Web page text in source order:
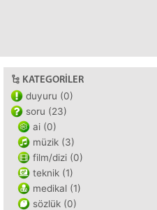
KATEGORILER
duyuru (0)
soru (23)
ai (0)
müzik (3)
film/dizi (0)
teknik (1)
medikal (1)
sözlük (0)